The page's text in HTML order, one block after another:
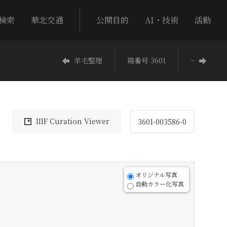
索 華北交通 公開目的 AI・技術 活動
羊毛整理 箱番号 3601 −
IIIF Curation Viewer 3601-003586-0
オリジナル写真
自動カラー化写真